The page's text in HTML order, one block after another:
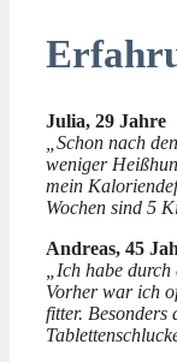
Julia, 29 Jahre
„Schon nach
weniger
mein
Wochen sind 5
Andreas, 45
„Ich habe
Vorher war ich
fitter. Besonders